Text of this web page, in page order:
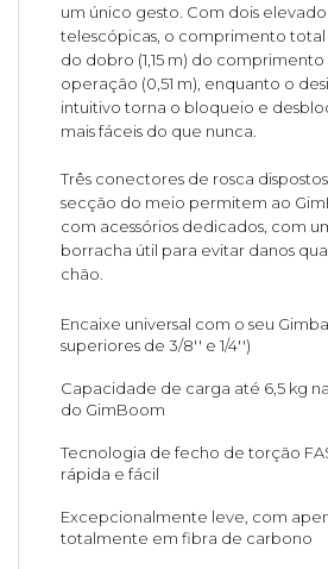
um único gesto. Com dois
telescópicas, o comprimento
do dobro (1,15 m) do
operação (0,51 m), enquanto o
intuitivo torna o bloqueio e
mais fáceis do que nunca.
Três conectores de rosca
secção do meio permitem ao
com acessórios dedicados, com
borracha útil para evitar danos
chão.
Encaixe universal com o seu
superiores de 3/8'' e 1/4'')
Capacidade de carga até 6,5 kg
do GimBoom
Tecnologia de fecho de torção
rápida e fácil
Excepcionalmente leve, com
totalmente em fibra de carbono